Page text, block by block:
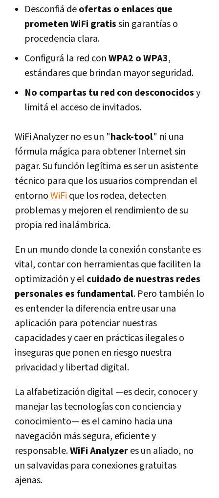
Desconfiá deofertas o enlaces que
prometen WiFi gratissin garantías o
procedencia clara.
Configurá la red conWPA2 o WPA3,
estándares que brindan mayor seguridad.
No compartas tu red con desconocidosy
limitá el acceso de invitados.
WiFi Analyzer no es un "hack-tool" ni una
fórmula mágica para obtener Internet sin
pagar. Su función legítima es ser un asistente
técnico para que los usuarios comprendan el
entornoWiFi que los rodea, detecten
problemas y mejoren el rendimiento de su
propia red inalámbrica.
En un mundo donde la conexión constante es
vital, contar con herramientas que faciliten la
optimización y el cuidado de nuestras redes
personales es fundamental. Pero también lo
es entender la diferencia entre usar una
aplicación para potenciar nuestras
capacidades y caer en prácticas ilegales o
inseguras que ponen en riesgo nuestra
privacidad y libertad digital.
La alfabetización digital —es decir, conocer y
manejar las tecnologías con conciencia y
conocimiento— es el camino hacia una
navegación más segura, eficiente y
responsable.WiFi Analyzeres un aliado, no
un salvavidas para conexiones gratuitas
ajenas.